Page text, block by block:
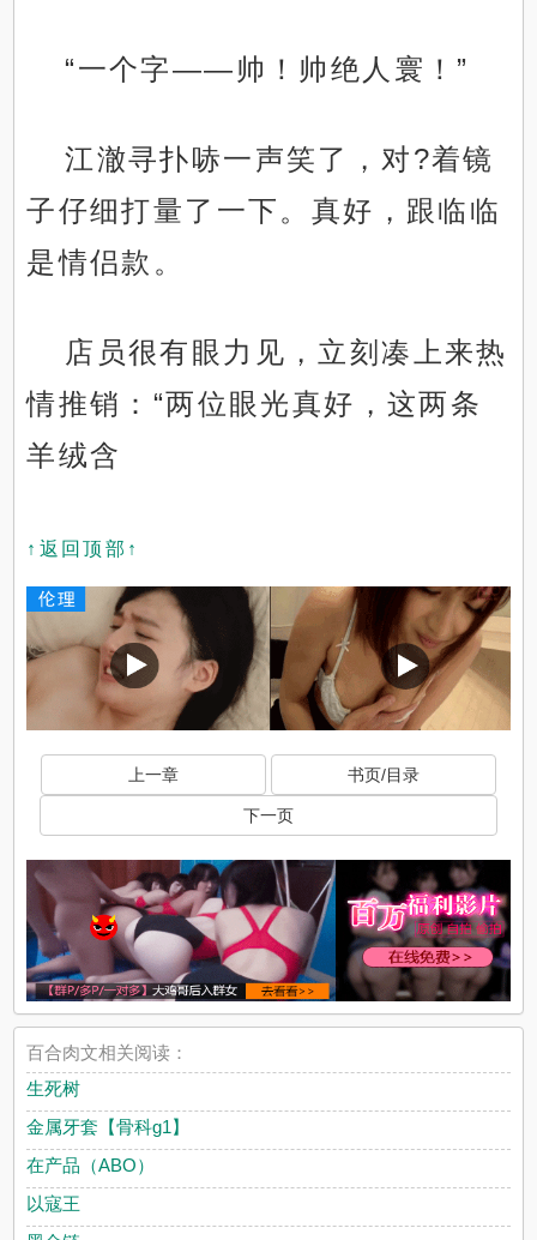
“一个字——帅！帅绝人寰！”
江澈寻扑哧一声笑了，对?着镜
子仔细打量了一下。真好，跟临临
是情侣款。
店员很有眼力见，立刻凑上来热
情推销：“两位眼光真好，这两条
羊绒含
↑返回顶部↑
上一章 书页/目录
下一页
百合肉文相关阅读：
生死树
金属牙套【骨科g1】
在产品（ABO）
以寇王